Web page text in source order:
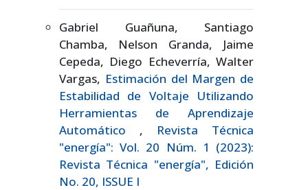
Gabriel Guañuna, Santiago
Chamba, Nelson Granda, Jaime
Cepeda, Diego Echeverría, Walter
Vargas, Estimación del Margen de
Estabilidad de Voltaje Utilizando
Herramientas de Aprendizaje
Automático , Revista Técnica
"energía": Vol. 20 Núm. 1 (2023):
Revista Técnica "energía", Edición
No. 20, ISSUE I